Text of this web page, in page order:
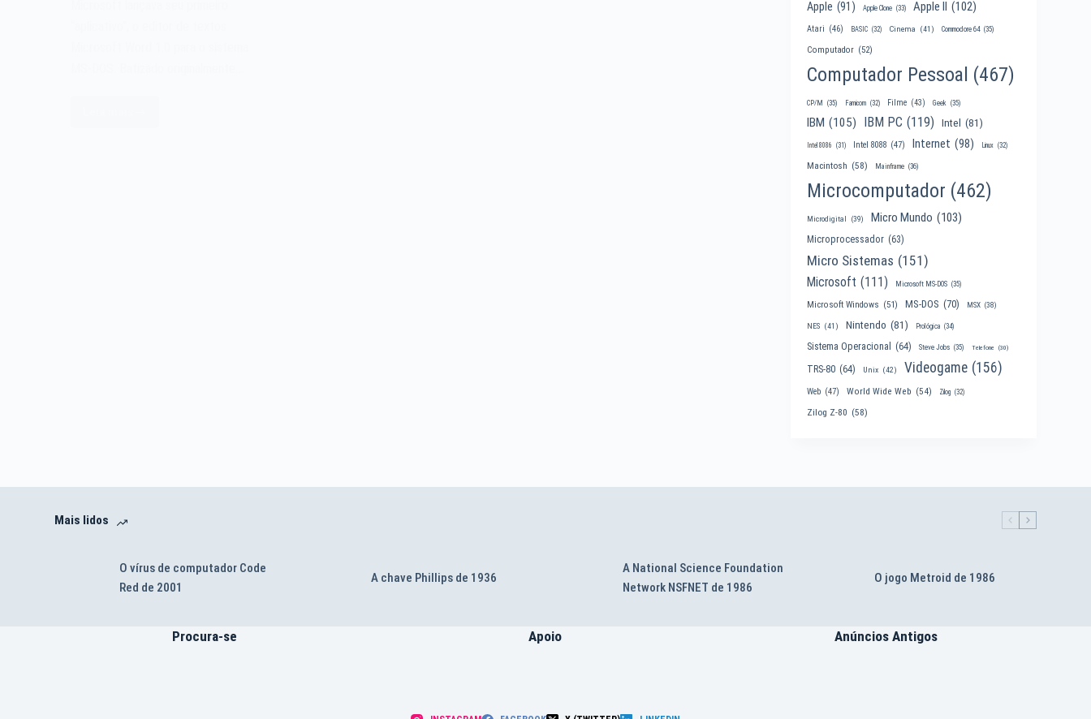
Apple (91) Apple Clone (33) Apple II (102)
Atari (46) BASIC (32) Cinema (41) Commodore 64 (35)
Computador (52)
Computador Pessoal (467)
CP/M (35) Famicom (32) Filme (43) Geek (35)
IBM (105) IBM PC (119) Intel (81)
Intel 8086 (31) Intel 8088 (47) Internet (98) Linux (32)
Macintosh (58) Mainframe (36)
Microcomputador (462)
Microdigital (39) Micro Mundo (103)
Microprocessador (63)
Micro Sistemas (151)
Microsoft (111) Microsoft MS-DOS (35)
Microsoft Windows (51) MS-DOS (70) MSX (38)
NES (41) Nintendo (81) Prológica (34)
Sistema Operacional (64) Steve Jobs (35) Telefone (30)
TRS-80 (64) Unix (42) Videogame (156)
Web (47) World Wide Web (54) Zilog (32)
Zilog Z-80 (58)
Mais lidos
O vírus de computador Code
Red de 2001
A chave Phillips de 1936
A National Science Foundation
Network NSFNET de 1986
O jogo Metroid de 1986
Procura-se Apoio Anúncios Antigos